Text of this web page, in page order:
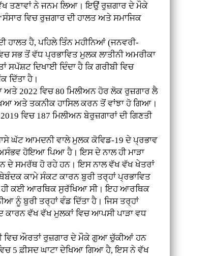
ਤਣਾਵਾਂ ਨੇ ਜਨਮ ਲਿਆ। ਇਉਂ ਰੁਜ਼ਗਾਰ ਦੇ ਮੌਕੇ
ਵਿਚ ਰੁਜ਼ਗਾਰ ਦੀ ਹਾਲਤ ਅਤੇ ਸਮਾਜਿਕ
ਹੈ, ਪਹਿਲੇ ਤਿੰਨ ਮਹੀਨਿਆਂ (ਜਨਵਰੀ-
ਸਭ ਤੋਂ ਵੱਧ ਪ੍ਰਭਾਵਿਤ ਮੁਲਕ ਲਾਤੀਨੀ ਅਮਰੀਕਾ
ਦਿਖਾਈ ਦਿੰਦਾ ਹੈ ਕਿ ਗਰੀਬੀ ਵਿਚ
ਦਿੱਤਾ ਹੈ।
ਅਤੇ 2022 ਵਿਚ 80 ਮਿਲੀਅਨ ਹੋਰ ਲੋਕ ਰੁਜ਼ਗਾਰ ਲੈ
ਅਤੇ ਤਕਨੀਕ ਹਾਸਿਲ ਕਰਨ ਤੋਂ ਵਾਂਝਾ ਹੋ ਗਿਆ।
ਵਿਚ 187 ਮਿਲੀਅਨ ਬੇਰੁਜ਼ਗਾਰਾਂ ਦੀ ਗਿਣਤੀ
ਘੱਟ ਆਮਦਨੀ ਵਾਲੇ ਮੁਲਕ ਕੋਵਿਡ-19 ਦੇ ਪ੍ਰਭਾਵ
ਹੋਇਆ ਪਿਆ ਹੈ। ਇਸ ਦੇ ਨਾਲ ਹੀ ਮਾੜਾ
ਦੇ ਸਮਰੱਥ ਹੋ ਰਹੇ ਹਨ। ਇਸ ਨਾਲ ਵੱਖ ਵੱਖ ਖੇਤਰਾਂ
ਕਾਮੇ ਸੰਕਟ ਕਾਰਨ ਬੁਰੀ ਤਰ੍ਹਾਂ ਪ੍ਰਭਾਵਿਤ
ਨਾ ਹੀ ਕਈ ਆਰਥਿਕ ਸੁਰੱਖਿਆ ਸੀ। ਇਹ ਆਰਥਿਕ
ਨੂੰ ਬੁਰੀ ਤਰ੍ਹਾਂ ਵੰਡ ਦਿੱਤਾ ਹੈ। ਜਿਸ ਤਰ੍ਹਾਂ
ਕਾਰਨ ਵੱਖ ਵੱਖ ਮੁਲਕਾਂ ਵਿਚ ਆਪਸੀ ਪਾੜਾ ਵਧ
ਵਿਚ ਔਰਤਾਂ ਰੁਜ਼ਗਾਰ ਦੇ ਮੌਕੇ ਗੁਆ ਚੁੱਕੀਆਂ ਹਨ
5 ਫ਼ੀਸਦ ਘਾਟਾ ਦੇਖਿਆ ਗਿਆ ਹੈ, ਇਸ ਨੇ ਵੱਖ